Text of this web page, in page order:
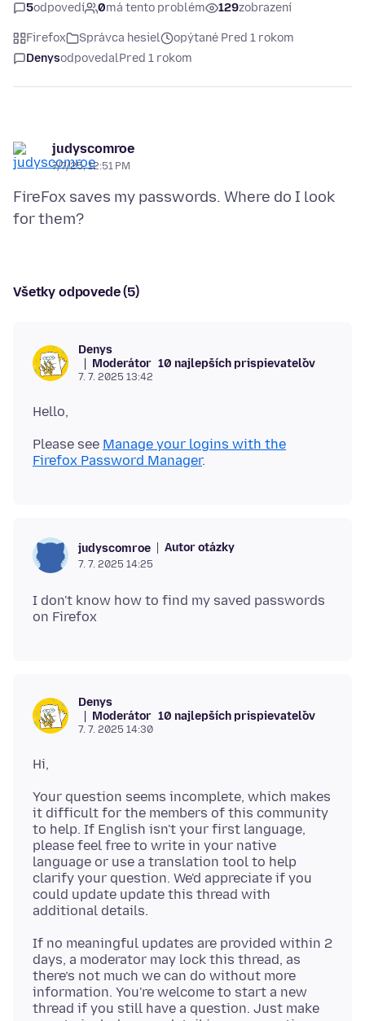
5odpovedí 0má tento problém 129zobrazení
Firefox Správca hesiel
opýtané Pred 1 rokom
DenysodpovedalPred 1 rokom
judyscomroe
7/7/25, 12:51 PM
FireFox saves my passwords. Where do I look
Všetky odpovede (5)
Denys
Moderátor 10 najlepších prispievateľov
7. 7. 2025 13:42
Please see Manage your logins with the
Firefox Password Manager
judyscomroe Autor otázky
7. 7. 2025 14:25
I don't know how to find my saved passwords
Denys
Moderátor 10 najlepších prispievateľov
7. 7. 2025 14:30
Your question seems incomplete, which makes
it difficult for the members of this community
to help. If English isn't your first language,
please feel free to write in your native
language or use a translation tool to help
clarify your question. We'd appreciate if you
could update update this thread with
If no meaningful updates are provided within 2
days, a moderator may lock this thread, as
there’s not much we can do without more
information. You're welcome to start a new
thread if you still have a question. Just make